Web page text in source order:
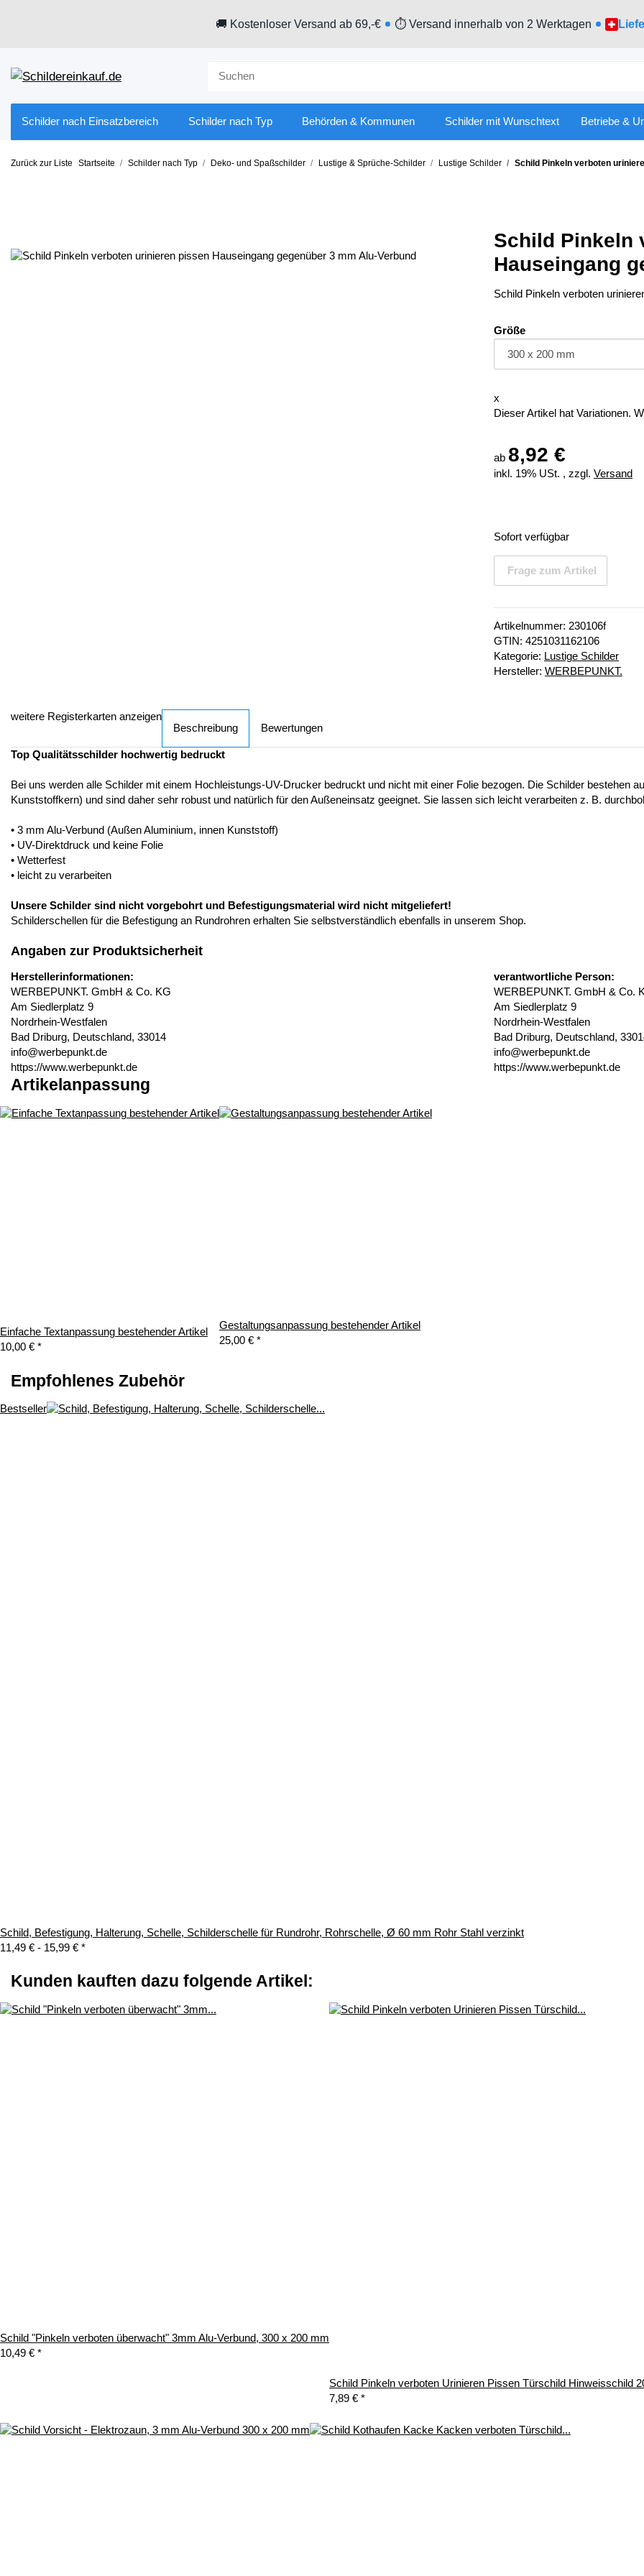
🚚 Kostenloser Versand ab 69,-€ ⏱ Versand innerhalb von 2 Werktagen
Schilder nach Einsatzbereich Schilder nach Typ Behörden & Kommunen Schilder mit Wunschtext Betriebe &
Zurück zur Liste Startseite Schilder nach Typ Deko- und Spaßschilder Lustige & Sprüche-Schilder Lustige Schilder Schild Pinkeln verboten
Schild Pinkeln
Hauseingang
Schild Pinkeln verboten
Größe
x
Dieser Artikel hat Variationen.
ab 8,92 €
inkl. 19% USt. , zzgl. Versand
Sofort verfügbar
Frage zum Artikel
Artikelnummer: 230106f
GTIN: 4251031162106
Kategorie: Lustige Schilder
Hersteller: WERBEPUNKT.
weitere Registerkarten anzeigen
Beschreibung
Bewertungen
Top Qualitätsschilder hochwertig bedruckt
Bei uns werden alle Schilder mit einem Hochleistungs-UV-Drucker bedruckt und nicht mit einer Folie bezogen. Die Schilder bestehen
Kunststoffkern) und sind daher sehr robust und natürlich für den Außeneinsatz geeignet. Sie lassen sich leicht verarbeiten z. B.
• 3 mm Alu-Verbund (Außen Aluminium, innen Kunststoff)
• UV-Direktdruck und keine Folie
• Wetterfest
• leicht zu verarbeiten
Unsere Schilder sind nicht vorgebohrt und Befestigungsmaterial wird nicht mitgeliefert!
Schilderschellen für die Befestigung an Rundrohren erhalten Sie selbstverständlich ebenfalls in unserem Shop.
Angaben zur Produktsicherheit
Herstellerinformationen:
WERBEPUNKT. GmbH & Co. KG
Am Siedlerplatz 9
Nordrhein-Westfalen
Bad Driburg, Deutschland, 33014
info@werbepunkt.de
https://www.werbepunkt.de
verantwortliche Person:
WERBEPUNKT. GmbH & Co.
Am Siedlerplatz 9
Nordrhein-Westfalen
Bad Driburg, Deutschland,
info@werbepunkt.de
https://www.werbepunkt.de
Artikelanpassung
Einfache Textanpassung bestehender Artikel
10,00 € *
Gestaltungsanpassung bestehender Artikel
25,00 € *
Empfohlenes Zubehör
Bestseller
Schild, Befestigung, Halterung, Schelle, Schilderschelle für Rundrohr, Rohrschelle, Ø 60 mm Rohr Stahl verzinkt
11,49 € - 15,99 € *
Kunden kauften dazu folgende Artikel:
Schild "Pinkeln verboten überwacht" 3mm Alu-Verbund, 300 x 200 mm
10,49 € *
Schild Pinkeln verboten Urinieren Pissen Türschild Hinweisschild
7,89 € *